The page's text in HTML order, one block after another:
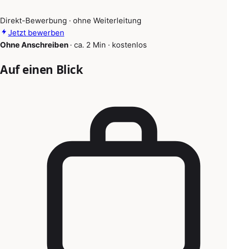
Direkt-Bewerbung · ohne Weiterleitung
Jetzt bewerben
Ohne Anschreiben · ca. 2 Min · kostenlos
Auf einen Blick